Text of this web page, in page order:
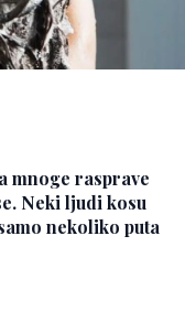
mnoge rasprave
Neki ljudi kosu
nekoliko puta